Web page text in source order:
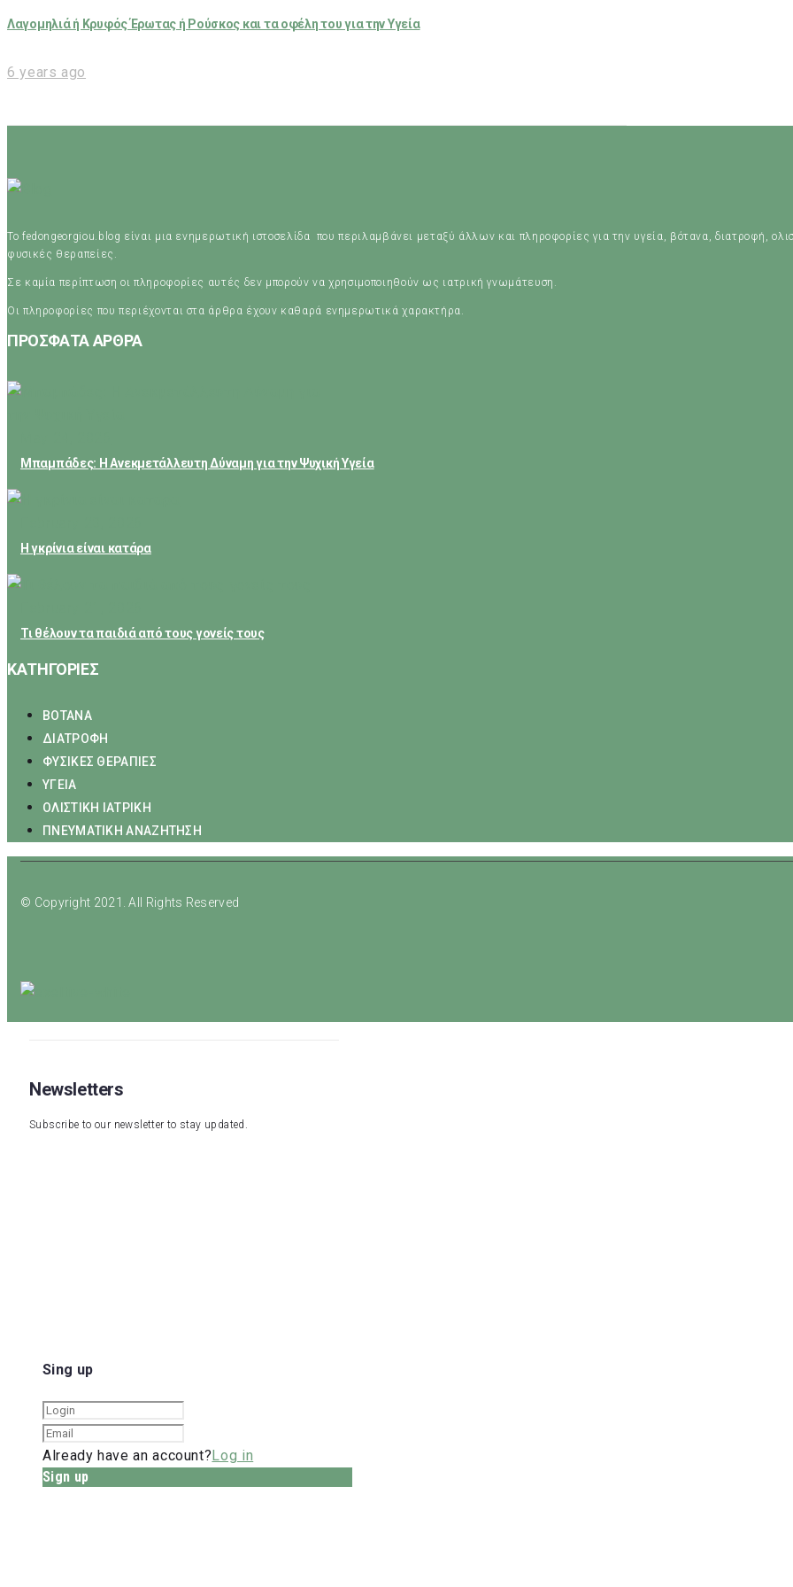
Λαγομηλιά ή Κρυφός Έρωτας ή Ρούσκος και τα οφέλη του για την Υγεία
6 years ago
Το fedongeorgiou.blog είναι μια ενημερωτική ιστοσελίδα που περιλαμβάνει μεταξύ άλλων και πληροφορίες για την υγεία, βότανα, διατροφή,
φυσικές θεραπείες.
Σε καμία περίπτωση οι πληροφορίες αυτές δεν μπορούν να χρησιμοποιηθούν ως ιατρική γνωμάτευση.
Οι πληροφορίες που περιέχονται στα άρθρα έχουν καθαρά ενημερωτικά χαρακτήρα.
ΠΡΟΣΦΑΤΑ ΑΡΘΡΑ
Μπαμπάδες: Η Ανεκμετάλλευτη Δύναμη για την Ψυχική Υγεία
Η γκρίνια είναι κατάρα
Τι θέλουν τα παιδιά από τους γονείς τους
ΚΑΤΗΓΟΡΙΕΣ
ΒΟΤΑΝΑ
ΔΙΑΤΡΟΦΗ
ΦΥΣΙΚΕΣ ΘΕΡΑΠΙΕΣ
ΥΓΕΙΑ
ΟΛΙΣΤΙΚΗ ΙΑΤΡΙΚΗ
ΠΝΕΥΜΑΤΙΚΗ ΑΝΑΖΗΤΗΣΗ
© Copyright 2021. All Rights Reserved
Newsletters
Subscribe to our newsletter to stay updated.
Sing up
Already have an account?Log in
Sign up